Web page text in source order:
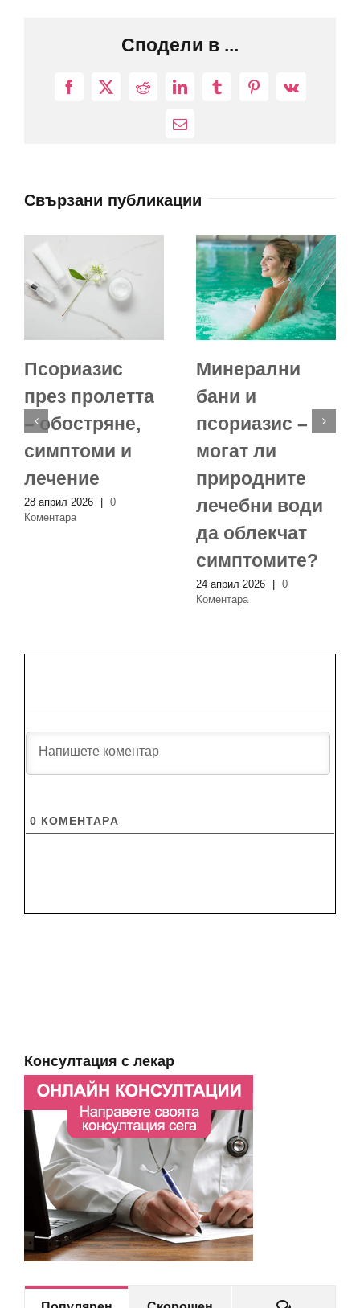
Сподели в ...
Facebook
X RedditLinkedInTumblrPinterest
Vk
Електронна
Свързани публикации
Псориазис
през пролетта
– обостряне,
симптоми и
лечение
28 април 2026
0
Коментара
Минерални
бани и
псориазис –
могат ли
природните
лечебни води
да облекчат
симптомите?
24 април 2026
0
Коментара
0 КОМЕНТАРA
Консултация с лекар